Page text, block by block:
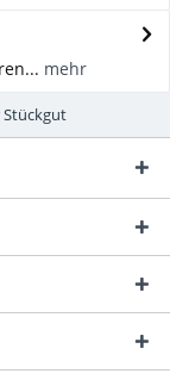
mehr
Stückgut